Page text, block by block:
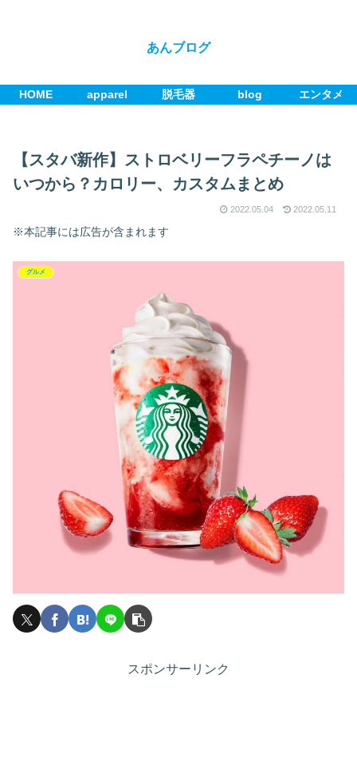
あんブログ
HOME apparel 脱毛器 blog エンタメ
【スタバ新作】ストロベリーフラペチーノは
いつから？カロリー、カスタムまとめ
2022.05.04 2022.05.11
※本記事には広告が含まれます
グルメ
スポンサーリンク